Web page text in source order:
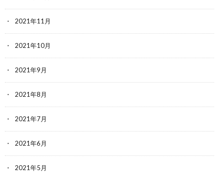
2021年11月
2021年10月
2021年9月
2021年8月
2021年7月
2021年6月
2021年5月